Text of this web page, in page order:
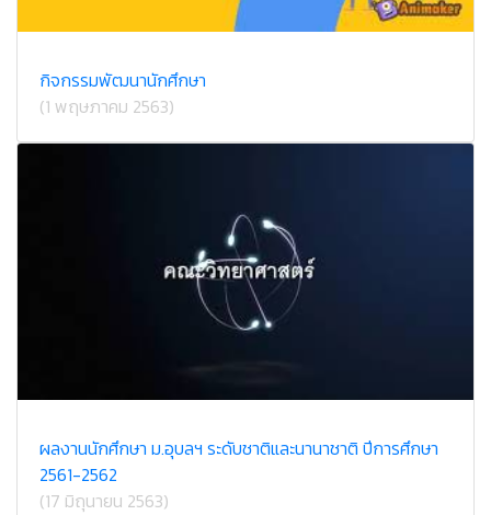
กิจกรรมพัฒนานักศึกษา
(1 พฤษภาคม 2563)
ผลงานนักศึกษา ม.อุบลฯ ระดับชาติและนานาชาติ ปีการศึกษา
2561-2562
(17 มิถุนายน 2563)